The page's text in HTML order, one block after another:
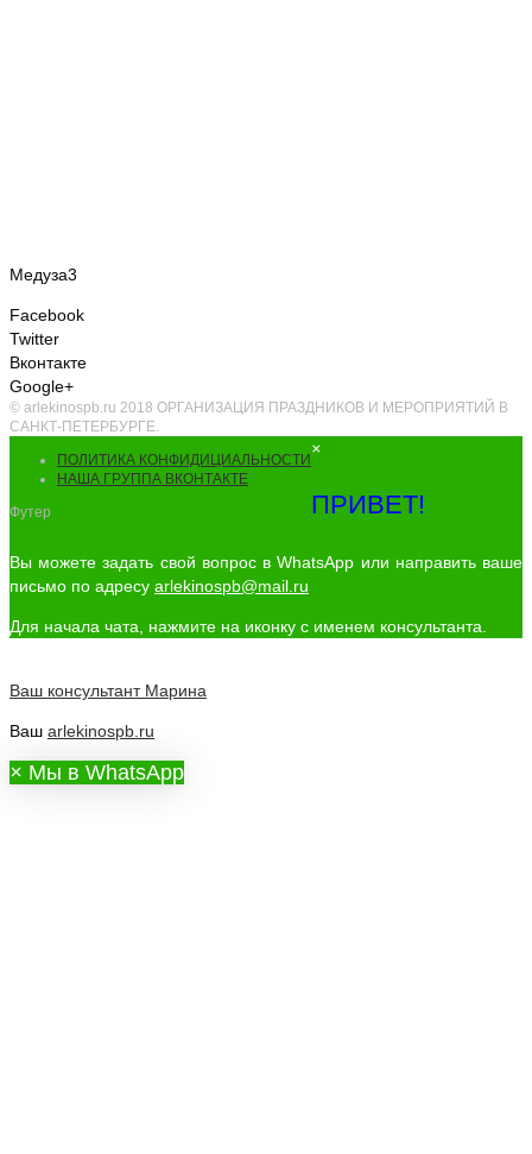
Медуза3
Facebook
Twitter
Вконтакте
Google+
© arlekinospb.ru 2018 ОРГАНИЗАЦИЯ ПРАЗДНИКОВ И МЕРОПРИЯТИЙ В
САНКТ-ПЕТЕРБУРГЕ.
ПОЛИТИКА КОНФИДИЦИАЛЬНОСТИ
НАША ГРУППА ВКОНТАКТЕ
Футер
×
ПРИВЕТ!
Вы можете задать свой вопрос в WhatsApp или направить ваше
письмо по адресу arlekinospb@mail.ru
Для начала чата, нажмите на иконку с именем консультанта.
Ваш консультант Марина
Ваш arlekinospb.ru
× Мы в WhatsApp